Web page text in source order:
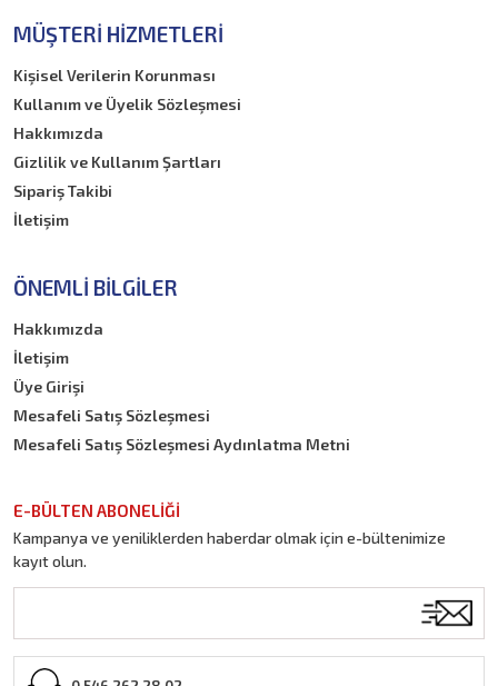
MÜŞTERI HIZMETLERI
Kişisel Verilerin Korunması
Kullanım ve Üyelik Sözleşmesi
Hakkımızda
Gizlilik ve Kullanım Şartları
Sipariş Takibi
İletişim
ÖNEMLI BILGILER
Hakkımızda
İletişim
Üye Girişi
Mesafeli Satış Sözleşmesi
Mesafeli Satış Sözleşmesi Aydınlatma Metni
E-BÜLTEN ABONELİĞİ
Kampanya ve yeniliklerden haberdar olmak için e-bültenimize
kayıt olun.